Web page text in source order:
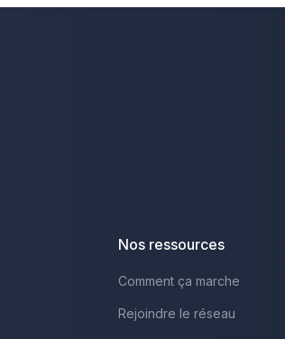
Nos ressources
Comment ça marche
Rejoindre le réseau